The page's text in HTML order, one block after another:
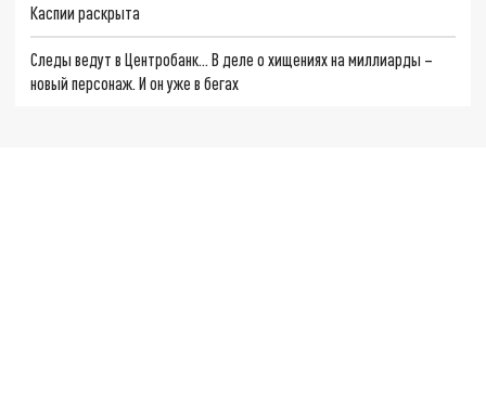
Каспии раскрыта
Следы ведут в Центробанк… В деле о хищениях на миллиарды –
новый персонаж. И он уже в бегах